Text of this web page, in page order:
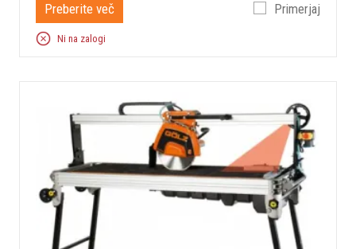
Preberite več Primerjaj
Ni na zalogi